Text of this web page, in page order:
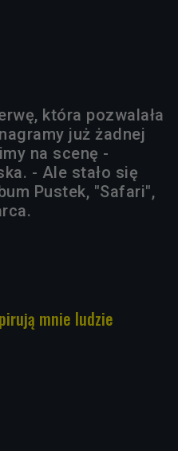
która pozwalała
już żadnej
na scenę -
- Ale stało się
Pustek, "Safari",
mnie ludzie